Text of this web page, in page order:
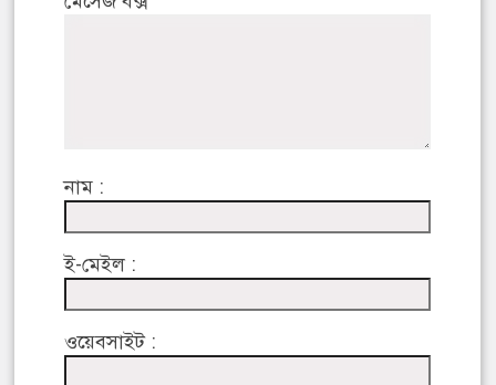
নাম :
ই-মেইল :
ওয়েবসাইট :